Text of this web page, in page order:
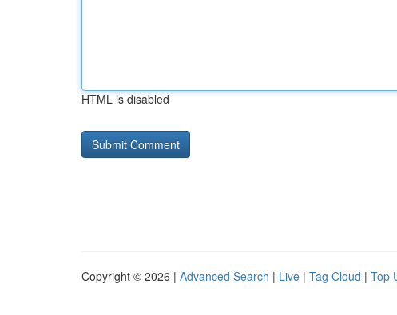
HTML is disabled
Copyright © 2026 | Advanced Search | Live | Tag Cloud | Top